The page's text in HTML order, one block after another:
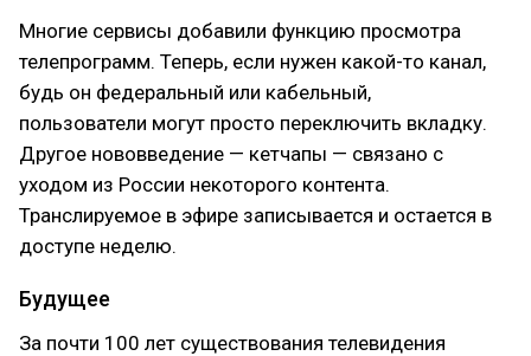
Многие сервисы добавили функцию просмотра
телепрограмм. Теперь, если нужен какой-то канал,
будь он федеральный или кабельный,
пользователи могут просто переключить вкладку.
Другое нововведение — кетчапы — связано с
уходом из России некоторого контента.
Транслируемое в эфире записывается и остается в
доступе неделю.
Будущее
За почти 100 лет существования телевидения